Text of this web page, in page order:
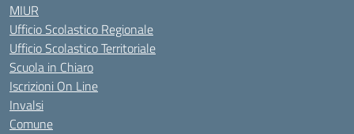
MIUR
Ufficio Scolastico Regionale
Ufficio Scolastico Territoriale
Scuola in Chiaro
Iscrizioni On Line
Invalsi
Comune